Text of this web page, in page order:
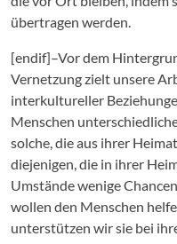
übertragen werden.
[endif]–Vor dem
Vernetzung zielt unsere
interkultureller
Menschen
solche, die aus ihrer
diejenigen, die in ihrer
Umstände wenige
wollen den Menschen
unterstützen wir sie bei